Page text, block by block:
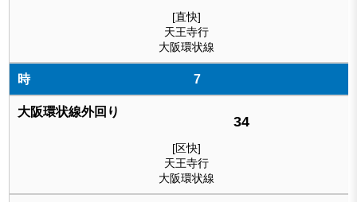
[直快]
天王寺行
大阪環状線
7
34
[区快]
天王寺行
大阪環状線